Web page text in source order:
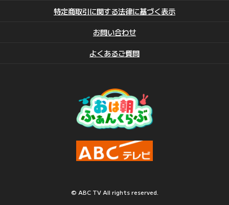
特定商取引に関する法律に基づく表示
お問い合わせ
よくあるご質問
© ABC TV All rights reserved.